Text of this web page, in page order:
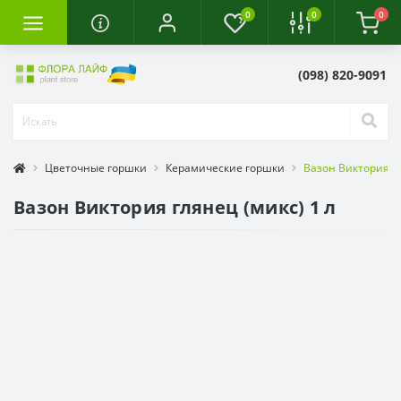
0 0 0
(098) 820-9091
Цветочные горшки Керамические горшки Вазон Виктория
Вазон Виктория глянец (микс) 1 л